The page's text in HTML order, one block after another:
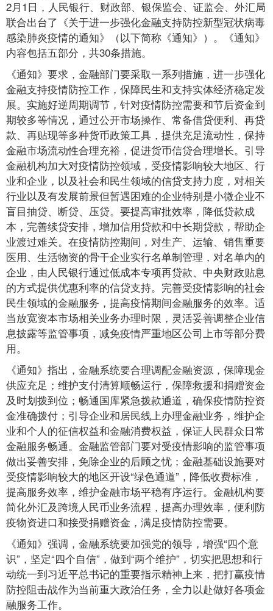
2月1日，人民银行、财政部、银保监会、证监会、外汇局
联合出台了《关于进一步强化金融支持防控新型冠状病毒
感染肺炎疫情的通知》（以下简称《通知》）。《通知》
内容包括五部分，共30条措施。
《通知》要求，金融部门要采取一系列措施，进一步强化
金融支持疫情防控工作，保障民生和支持实体经济稳定发
展。实施好逆周期调节，针对疫情防控需要和节后资金到
期较多等情况，通过公开市场操作、常备借贷便利、再贷
款、再贴现等多种货币政策工具，提供充足流动性，保持
金融市场流动性合理充裕，促进货币信贷合理增长。引导
金融机构加大对疫情防控领域，受疫情影响较大地区、行
业和企业，以及社会和民生领域的信贷支持力度，对相关
行业以及有发展前景但暂遇困难的企业特别是小微企业不
盲目抽贷、断贷、压贷。要提高审批效率，降低贷款成
本，完善续贷安排，增加信用贷款和中长期贷款，帮助企
业渡过难关。在疫情防控期间，对生产、运输、销售重要
医用、生活物资的骨干企业实行名单制管理，对名单内的
企业，由人民银行通过低成本专项再贷款、中央财政贴息
的方式提供优惠利率的信贷支持。完善受疫情影响的社会
民生领域的金融服务，提高疫情期间金融服务的效率。适
当放宽资本市场相关业务办理时限，灵活妥善调整企业信
息披露等监管事项，减免疫情严重地区公司上市等部分费
用。
《通知》指出，金融系统要合理调配金融资源，保障现金
供应充足；维护支付清算顺畅运行，保障救援和捐赠资金
及时划拨到位；畅通国库紧急拨款通道，确保疫情防控资
金准确拨付；引导企业和居民线上办理金融业务，维护企
业和个人的征信权益和金融消费权益，保证人民群众日常
金融服务畅通。金融监管部门要对受疫情影响的监管事项
做出妥善安排，免除企业的后顾之忧；金融基础设施要对
受疫情影响较大的地区开设“绿色通道”，降低收费标准，
提高服务效率，维护金融市场平稳有序运行。金融机构要
简化外汇及跨境人民币业务流程，提高办理效率，便利防
疫物资进口和接受捐赠资金，满足疫情防控需要。
《通知》强调，金融系统要加强党的领导，增强“四个意
识”，坚定“四个自信”，做到“两个维护”，切实把思想和行
动统一到习近平总书记的重要指示精神上来，把打赢疫情
防控阻击战作为当前重大政治任务，全力以赴做好各项金
融服务工作。